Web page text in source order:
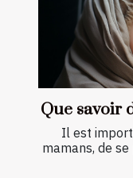
Que savoir
Il est
mamans, de